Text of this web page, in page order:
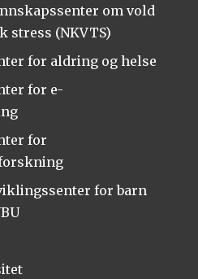
om vold
stress (NKVTS)
for aldring og helse
for e-
for
for barn